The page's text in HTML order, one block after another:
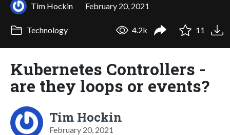
Tim Hockin February 20, 2021
Technology 4.2k 11
Kubernetes Controllers -
are they loops or events?
Tim Hockin
February 20, 2021